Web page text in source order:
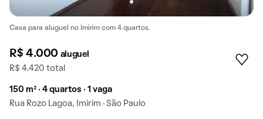
Casa para aluguel no Imirim com 4 quartos.
R$ 4.000 aluguel
R$ 4.420 total
150 m² · 4 quartos · 1 vaga
Rua Rozo Lagoa, Imirim · São Paulo